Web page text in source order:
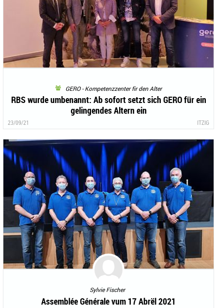
GERO - Kompetenzzenter fir den Alter
RBS wurde umbenannt: Ab sofort setzt sich GERO für ein
gelingendes Altern ein
23/09/21 ITZIG
Sylvie Fischer
Assemblée Générale vum 17 Abrël 2021